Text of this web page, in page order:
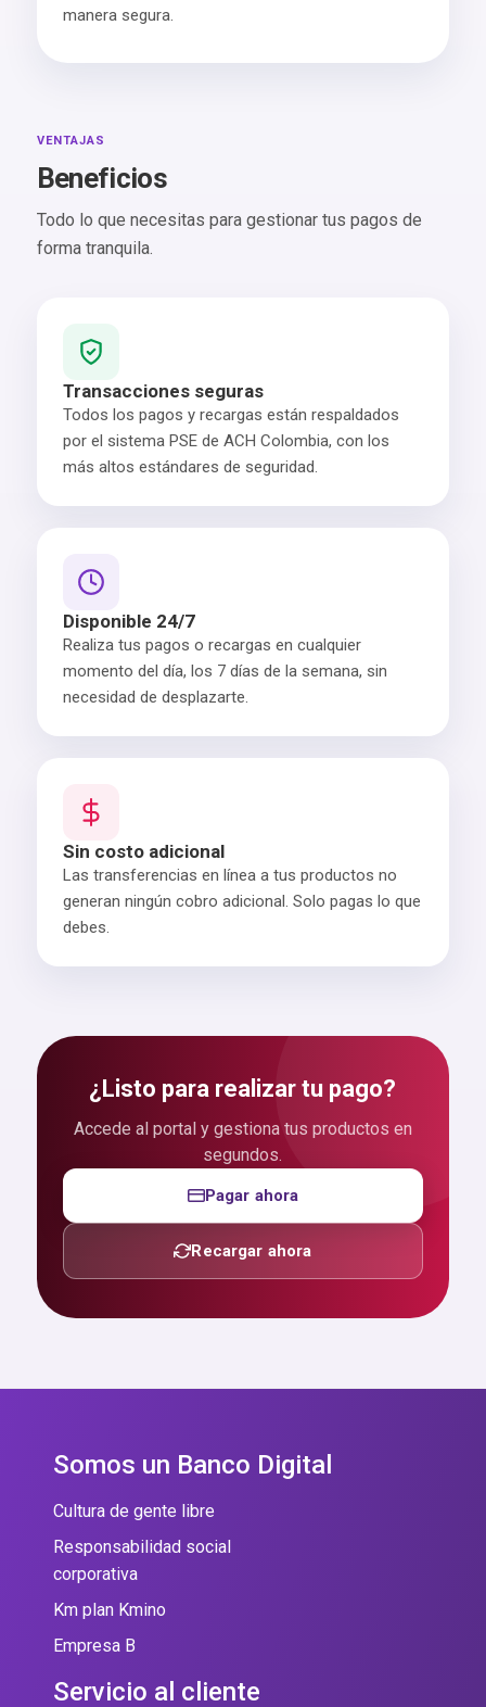
manera segura.
VENTAJAS
Beneficios
Todo lo que necesitas para gestionar tus pagos de
forma tranquila.
Transacciones seguras
Todos los pagos y recargas están respaldados
por el sistema PSE de ACH Colombia, con los
más altos estándares de seguridad.
Disponible 24/7
Realiza tus pagos o recargas en cualquier
momento del día, los 7 días de la semana, sin
necesidad de desplazarte.
Sin costo adicional
Las transferencias en línea a tus productos no
generan ningún cobro adicional. Solo pagas lo que
debes.
¿Listo para realizar tu pago?
Accede al portal y gestiona tus productos en
segundos.
Pagar ahora
Recargar ahora
Somos un Banco Digital
Cultura de gente libre
Responsabilidad social
corporativa
Km plan Kmino
Empresa B
Servicio al cliente